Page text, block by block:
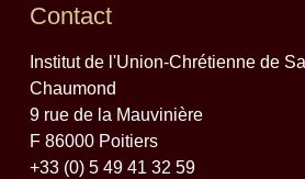
Contact
Institut de l'Union-Chrétienne de
Chaumond
9 rue de la Mauvinière
F 86000 Poitiers
+33 (0) 5 49 41 32 59